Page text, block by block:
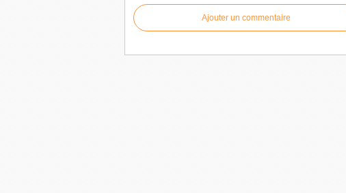
Ajouter un commentaire